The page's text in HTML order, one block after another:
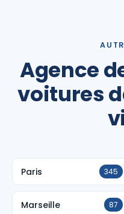
Agence
voitures
Paris 345
Marseille 87